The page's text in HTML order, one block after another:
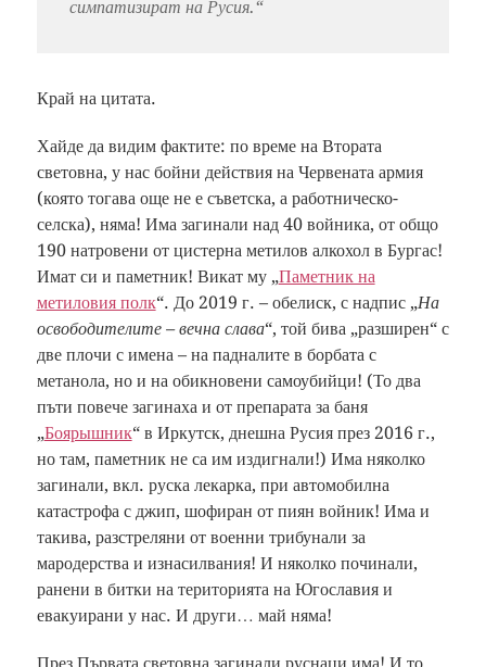
симпатизират на Русия.“
Край на цитата.
Хайде да видим фактите: по време на Втората
световна, у нас бойни действия на Червената армия
(която тогава още не е съветска, а работническо-
селска), няма! Има загинали над 40 войника, от общо
190 натровени от цистерна метилов алкохол в Бургас!
Имат си и паметник! Викат му „Паметник на
метиловия полк“. До 2019 г. – обелиск, с надпис „На
освободителите – вечна слава“, той бива „разширен“ с
две плочи с имена – на падналите в борбата с
метанола, но и на обикновени самоубийци! (То два
пъти повече загинаха и от препарата за баня
„Боярышник“ в Иркутск, днешна Русия през 2016 г.,
но там, паметник не са им издигнали!) Има няколко
загинали, вкл. руска лекарка, при автомобилна
катастрофа с джип, шофиран от пиян войник! Има и
такива, разстреляни от военни трибунали за
мародерства и изнасилвания! И няколко починали,
ранени в битки на територията на Югославия и
евакуирани у нас. И други… май няма!